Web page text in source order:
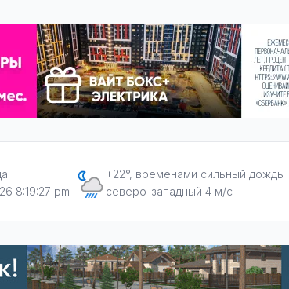
8:19:28 pm
+22°, временами сильный дождь
северо-западный 4 м/с